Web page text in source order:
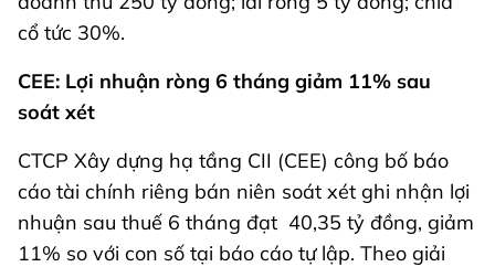
cổ tức 30%.
CEE: Lợi nhuận ròng 6 tháng giảm 11% sau
soát xét
CTCP Xây dựng hạ tầng CII (CEE) công bố báo
cáo tài chính riêng bán niên soát xét ghi nhận lợi
nhuận sau thuế 6 tháng đạt 40,35 tỷ đồng, giảm
11% so với con số tại báo cáo tự lập. Theo giải